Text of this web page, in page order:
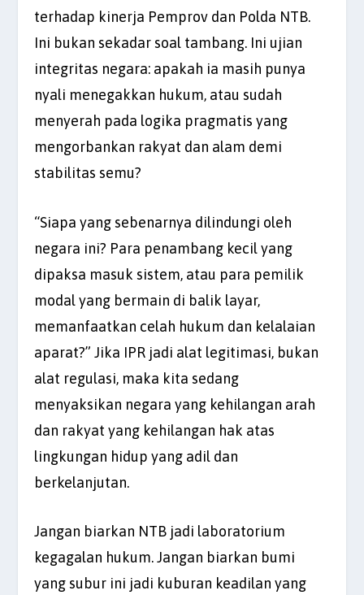
terhadap kinerja Pemprov dan Polda NTB.
Ini bukan sekadar soal tambang. Ini ujian
integritas negara: apakah ia masih punya
nyali menegakkan hukum, atau sudah
menyerah pada logika pragmatis yang
mengorbankan rakyat dan alam demi
stabilitas semu?
“Siapa yang sebenarnya dilindungi oleh
negara ini? Para penambang kecil yang
dipaksa masuk sistem, atau para pemilik
modal yang bermain di balik layar,
memanfaatkan celah hukum dan kelalaian
aparat?” Jika IPR jadi alat legitimasi, bukan
alat regulasi, maka kita sedang
menyaksikan negara yang kehilangan arah
dan rakyat yang kehilangan hak atas
lingkungan hidup yang adil dan
berkelanjutan.
Jangan biarkan NTB jadi laboratorium
kegagalan hukum. Jangan biarkan bumi
yang subur ini jadi kuburan keadilan yang